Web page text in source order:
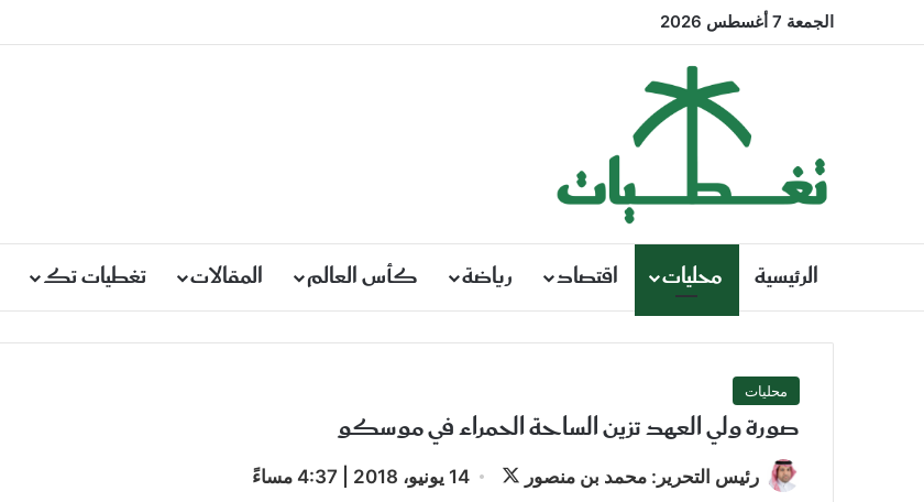
الجمعة 7 أغسطس 2026
الرئيسية محليات اقتصاد رياضة كأس العالم المقالات تغطيات تك
محليات
صورة ولي العهد تزين الساحة الحمراء في موسكو
رئيس التحرير: محمد بن منصور
تابع 14 يونيو، 2018 | 4:37 مساءً